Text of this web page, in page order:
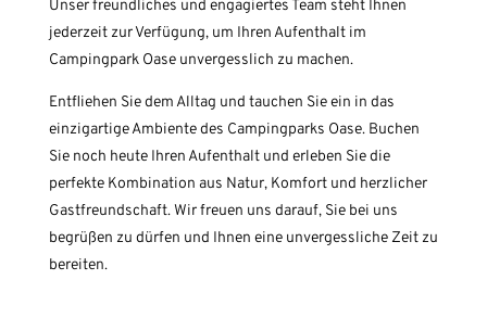
Unser freundliches und engagiertes Team steht Ihnen
jederzeit zur Verfügung, um Ihren Aufenthalt im
Campingpark Oase unvergesslich zu machen.
Entfliehen Sie dem Alltag und tauchen Sie ein in das
einzigartige Ambiente des Campingparks Oase. Buchen
Sie noch heute Ihren Aufenthalt und erleben Sie die
perfekte Kombination aus Natur, Komfort und herzlicher
Gastfreundschaft. Wir freuen uns darauf, Sie bei uns
begrüßen zu dürfen und Ihnen eine unvergessliche Zeit zu
bereiten.